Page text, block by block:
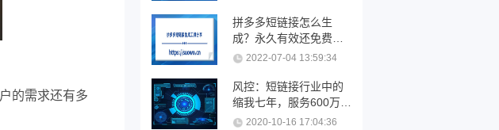
的需求还有多
拼多多短链接怎么生
成？永久有效还免费的
短链接工具分享
2022-07-04 13:59:34
风控：短链接行业中的
缩我七年，服务600万短
链接用户。
2020-10-16 17:04:36